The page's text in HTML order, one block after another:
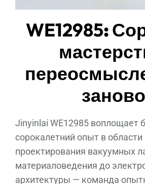
WE12985:
заново
Jinyinlai WE12985 воплощает
сорокалетний опыт в области
проектирования вакуумных
материаловедения до
архитектуры — команда